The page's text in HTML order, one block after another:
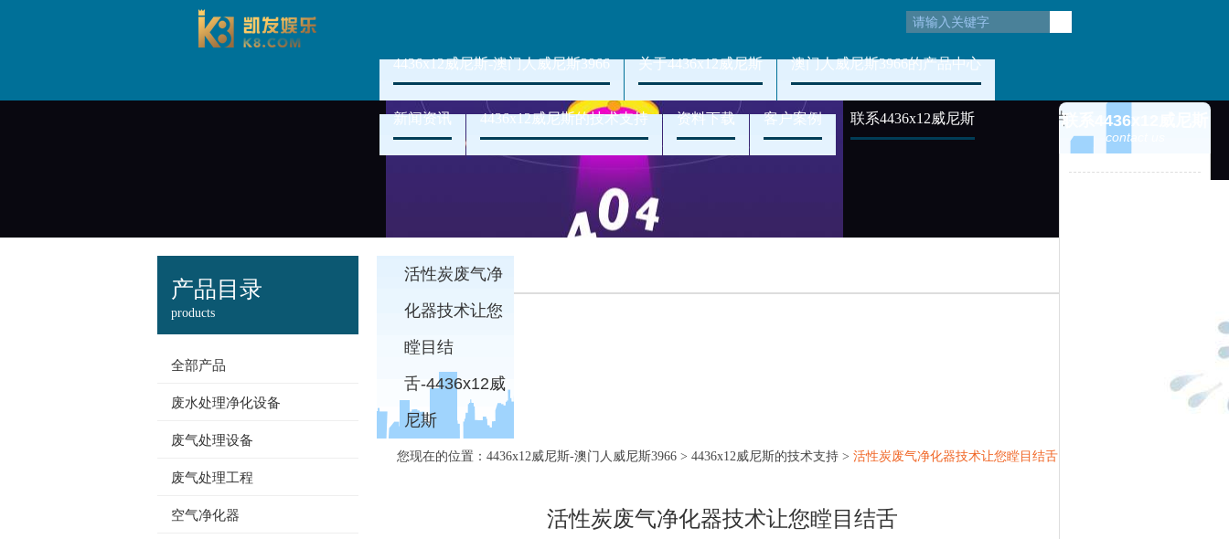
4436x12威尼斯-澳门人威尼斯3966 关于4436x12威尼斯 澳门人威尼斯3966的产品中心
新闻资讯 4436x12威尼斯的技术支持 资料下载 客户案例 联系4436x12威尼斯
产品目录
products
全部产品
废水处理净化设备
废气处理设备
废气处理工程
空气净化器
活性炭废气净
化器技术让您
瞠目结
舌-4436x12威
尼斯
您现在的位置： 4436x12威尼斯-澳门人威尼斯3966 > 4436x12威尼斯的技术支持 > 活性炭废气净化器技术让您瞠目结舌
活性炭废气净化器技术让您瞠目结舌
联系4436x12威尼斯
contact us